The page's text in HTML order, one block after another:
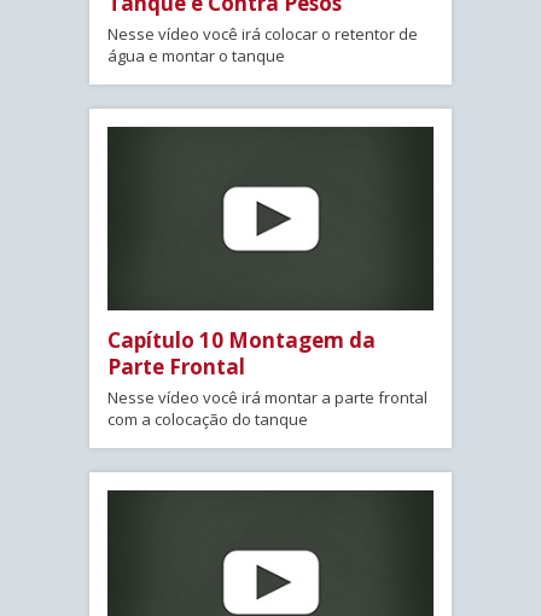
Nesse vídeo você irá colocar o retentor de
água e montar o tanque
Capítulo 10 Montagem da
Parte Frontal
Nesse vídeo você irá montar a parte frontal
com a colocação do tanque